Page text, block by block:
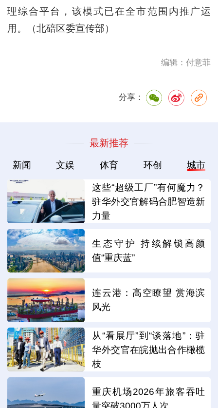
理综合平台，该模式已在全市范围内推广运
用。（北碚区委宣传部）
编辑：付意菲
分享：
最新推荐
新闻 文娱 体育 环创 城市
这些“超级工厂”有何魔力？
驻华外交官解码合肥智造新
力量
生态守护 持续解锁高颜
值“重庆蓝”
连云港：高空瞭望 赏海滨
风光
从“看展厅”到“谈落地”：驻
华外交官在皖抛出合作橄榄
枝
重庆机场2026年旅客吞吐
量突破3000万人次